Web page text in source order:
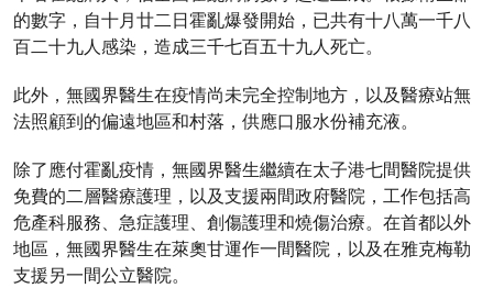
的數字，自十月廿二日霍亂爆發開始，已共有十八萬一千八
百二十九人感染，造成三千七百五十九人死亡。
此外，無國界醫生在疫情尚未完全控制地方，以及醫療站無
法照顧到的偏遠地區和村落，供應口服水份補充液。
除了應付霍亂疫情，無國界醫生繼續在太子港七間醫院提供
免費的二層醫療護理，以及支援兩間政府醫院，工作包括高
危產科服務、急症護理、創傷護理和燒傷治療。在首都以外
地區，無國界醫生在萊奧甘運作一間醫院，以及在雅克梅勒
支援另一間公立醫院。